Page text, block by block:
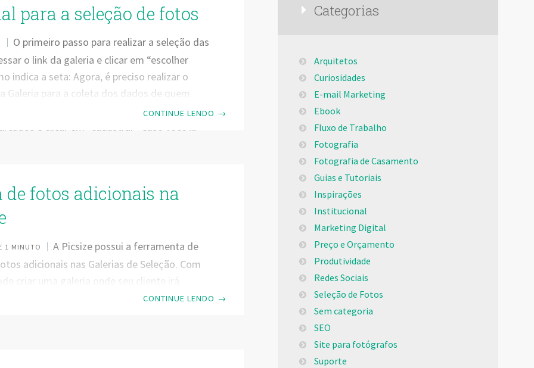
para a seleção de fotos
O primeiro passo para realizar a seleção das
o link da galeria e clicar em “escolher
indica a seta: Agora, é preciso realizar o
Galeria para a coleta dos dados de quem
Basta preencher os dados dos
e clicar em “cadastrar” Caso você já
CONTINUE LENDO →
de fotos adicionais na
1 MINUTO
A Picsize possui a ferramenta de
adicionais nas Galerias de Seleção. Com
criar uma galeria onde seu cliente irá
as fotos que deseja, sendo que você estipula o
CONTINUE LENDO →
Categorias
Arquitetos
Curiosidades
E-mail Marketing
Ebook
Fluxo de Trabalho
Fotografia
Fotografia de Casamento
Guias e Tutoriais
Inspirações
Institucional
Marketing Digital
Preço e Orçamento
Produtividade
Redes Sociais
Seleção de Fotos
Sem categoria
SEO
Site para fotógrafos
Suporte